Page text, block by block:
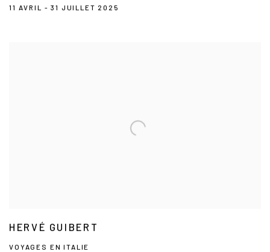
11 AVRIL - 31 JUILLET 2025
HERVÉ GUIBERT
VOYAGES EN ITALIE